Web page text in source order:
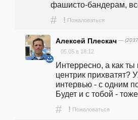
фашисто-бандерам,
# ! Пожаловаться
Алексей Плескач —
05.05 в 18:12
Интерресно, а как ты
центрик
интервью - с одним
Будет и с тобой -
# ! Пожаловаться